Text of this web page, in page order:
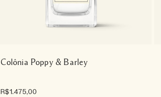
Colônia Poppy & Barley
R$1.475,00